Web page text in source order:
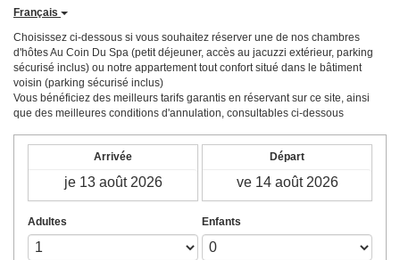
Français
Choisissez ci-dessous si vous souhaitez réserver une de nos chambres
d'hôtes Au Coin Du Spa (petit déjeuner, accès au jacuzzi extérieur, parking
sécurisé inclus) ou notre appartement tout confort situé dans le bâtiment
voisin (parking sécurisé inclus)
Vous bénéficiez des meilleurs tarifs garantis en réservant sur ce site, ainsi
que des meilleures conditions d'annulation, consultables ci-dessous
Arrivée Départ
Adultes Enfants